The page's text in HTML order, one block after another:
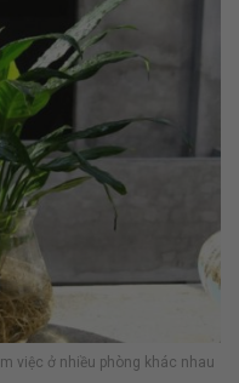
việc ở nhiều phòng khác nhau